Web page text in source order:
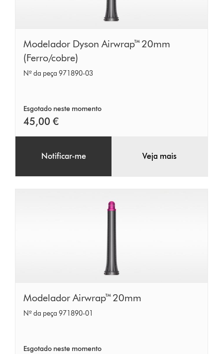
Modelador
Dyson
Airwrap™
Modelador Dyson Airwrap™ 20mm
(Ferro/cobre)
Nº da peça 971890-03
Esgotado neste momento
45,00 €
Notificar-me Veja mais
Modelador
Airwrap™
Modelador Airwrap™ 20mm
Nº da peça 971890-01
Esgotado neste momento